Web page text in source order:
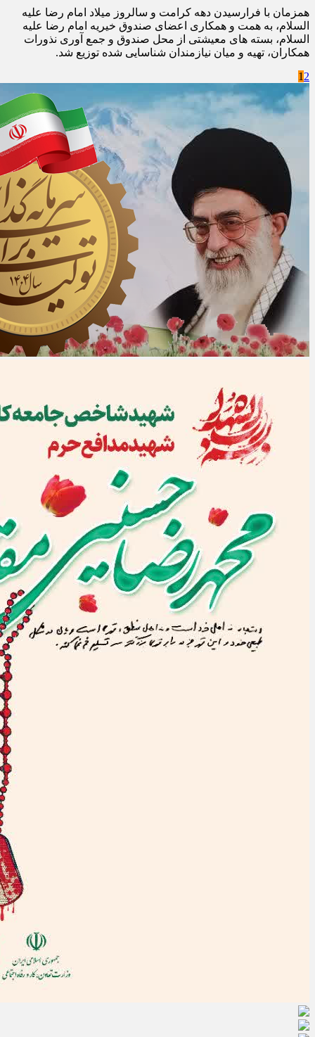
همزمان با فرارسیدن دهه کرامت و سالروز میلاد امام رضا علیه
السلام، به همت و همکاری اعضای صندوق خیریه امام رضا علیه
السلام، بسته های معیشتی از محل صندوق و جمع آوری نذورات
همکاران، تهیه و میان نیازمندان شناسایی شده توزیع شد.
1 2